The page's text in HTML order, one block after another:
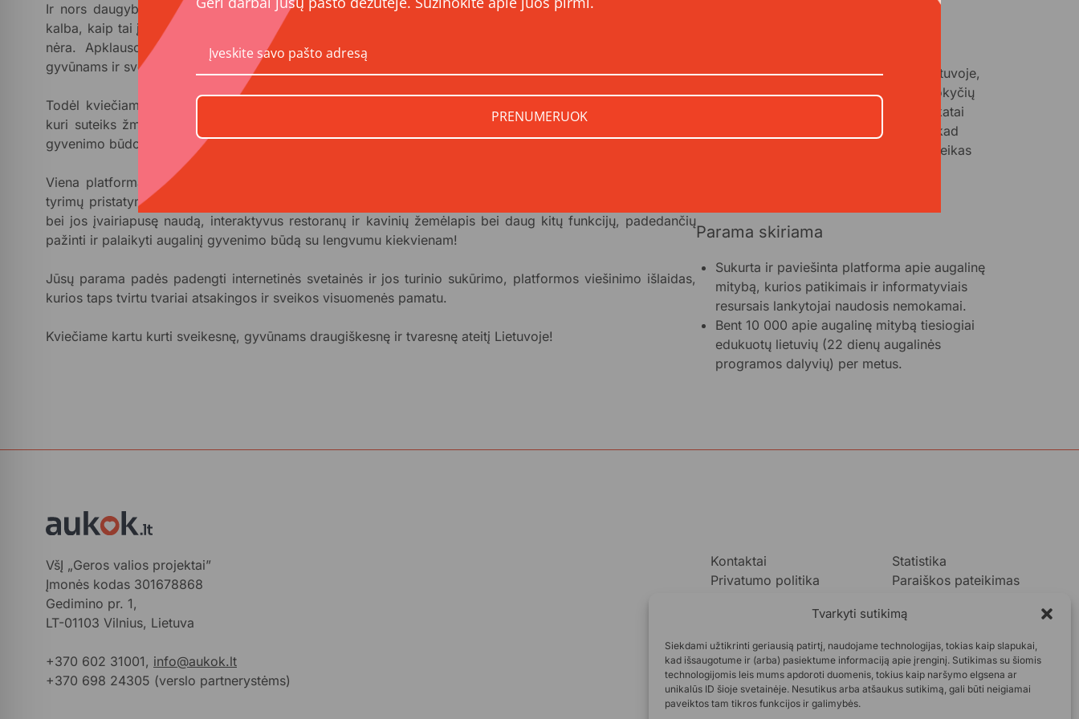
Tvarkyti sutikimą
Siekdami užtikrinti geriausią patirtį, naudojame technologijas, tokias kaip slapukai,
kad išsaugotume ir (arba) pasiektume informaciją apie įrenginį. Sutikimas su šiomis
technologijomis leis mums apdoroti duomenis, tokius kaip naršymo elgsena ar
unikalūs ID šioje svetainėje. Nesutikus arba atšaukus sutikimą, gali būti neigiamai
paveiktos tam tikros funkcijos ir galimybės.
Ir nors daugybė žmonių norėtų įsitraukti daugiau augalinio maisto į savo kasdienybę – resursai lietuvių
kalba, kaip tai įgyvendinti praktiškai, vis dar patenka į pilkąją zoną: arba jie riboti ir pasklidę, arba jų visai
nėra. Apklausos rodo, kad šis trūkumas gerokai apsunkina sklandų žmonių perėjimą prie planetai,
gyvūnams ir sveikatai palankesnės mitybos.
Todėl kviečiame prisidėti prie patikimiausios ir informatyviausios augalinės platformos Lietuvoje kūrimo,
kuri suteiks žmonėms lengvai pasiekiamą, mokslu grįstą informaciją gimtąja kalba, įkvepiant visuomenę
gyvenimo būdo pokyčiams, teigiamai veikiantiems aplinką, gyvūnus ir jų pačių sveikatą.
Viena platforma – daug funkcijų: plati augalinių receptų duombazė, informatyvūs ir patikimi straipsniai,
tyrimų pristatymai ir aptarimai, palaikanti bendruomenė, ekspertų patarimai ir gidai apie augalinę mitybą
bei jos įvairiapusę naudą, interaktyvus restoranų ir kavinių žemėlapis bei daug kitų funkcijų, padedančių
pažinti ir palaikyti augalinį gyvenimo būdą su lengvumu kiekvienam!
Jūsų parama padės padengti internetinės svetainės ir jos turinio sukūrimo, platformos viešinimo išlaidas,
kurios taps tvirtu tvariai atsakingos ir sveikos visuomenės pamatu.
Kviečiame kartu kurti sveikesnę, gyvūnams draugiškesnę ir tvaresnę ateitį Lietuvoje!
„Augalyn“ yra vienintelė organizacija Lietuvoje,
kryptingai siekianti visuotinių mitybos pokyčių
augalinės – gyvūnams, planetai bei sveikatai
palankiausios – mitybos link. Siekiame, kad
skanus, palankus gyvūnams, tvarus ir sveikas
Parama skiriama
Sukurta ir paviešinta platforma apie augalinę
mitybą, kurios patikimais ir informatyviais
resursais lankytojai naudosis nemokamai.
Bent 10 000 apie augalinę mitybą tiesiogiai
edukuotų lietuvių (22 dienų augalinės
programos dalyvių) per metus.
VšĮ „Geros valios projektai”
Įmonės kodas 301678868
Gedimino pr. 1,
LT-01103 Vilnius, Lietuva
+370 602 31001, info@aukok.lt
+370 698 24305 (verslo partnerystėms)
Kontaktai
Privatumo politika
DUK
Statistika
Paraiškos pateikimas
PRENUMERUOK